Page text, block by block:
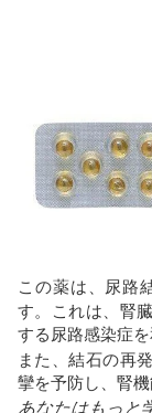
この薬は、尿路
す。これは、腎
する尿路感染症を
また、結石の再
攣を予防し、腎
あなたはもっと